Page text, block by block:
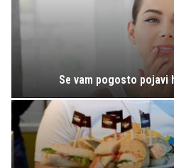
Se vam pogosto pojavi